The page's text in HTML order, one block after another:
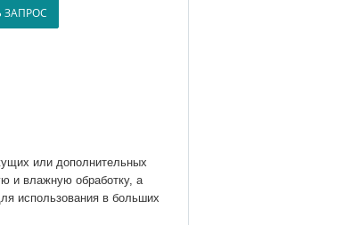
ЗАПРОС
или дополнительных
и влажную обработку, а
использования в больших